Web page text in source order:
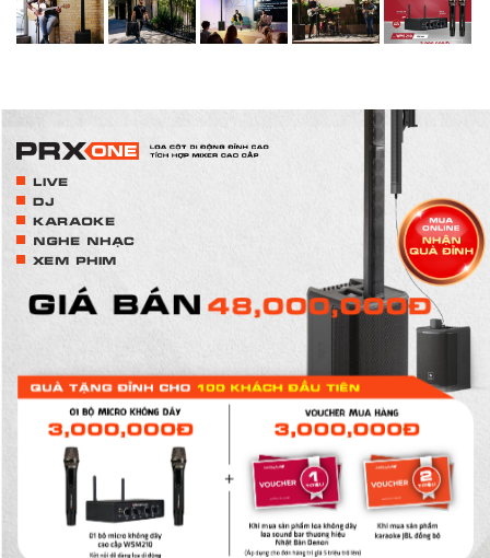
LIVE
DJ
KARAOKE
NGHE NHẠC
XEM PHIM
GIÁ BÁN 48,000,000Đ